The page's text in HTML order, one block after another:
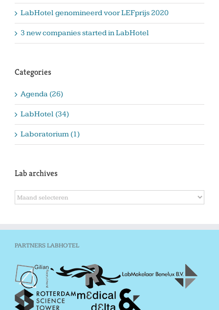
LabHotel genomineerd voor LEFprijs 2020
3 new companies started in LabHotel
Categories
Agenda (26)
LabHotel (34)
Laboratorium (1)
Lab archives
Lab
archives
PARTNERS LABHOTEL